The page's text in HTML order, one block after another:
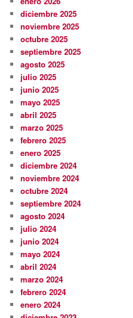
diciembre 2025
noviembre 2025
octubre 2025
septiembre 2025
agosto 2025
julio 2025
junio 2025
mayo 2025
abril 2025
marzo 2025
febrero 2025
enero 2025
diciembre 2024
noviembre 2024
octubre 2024
septiembre 2024
agosto 2024
julio 2024
junio 2024
mayo 2024
abril 2024
marzo 2024
febrero 2024
enero 2024